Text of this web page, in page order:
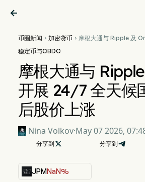

币圈新闻  加密货币  摩根大通与 Ripple 及
稳定币与CBDC
摩根大通与
开展 24/7 全天候
后股价上涨
Nina Volkov·May 07 2026,
分享到  分享到
JPMNaN%